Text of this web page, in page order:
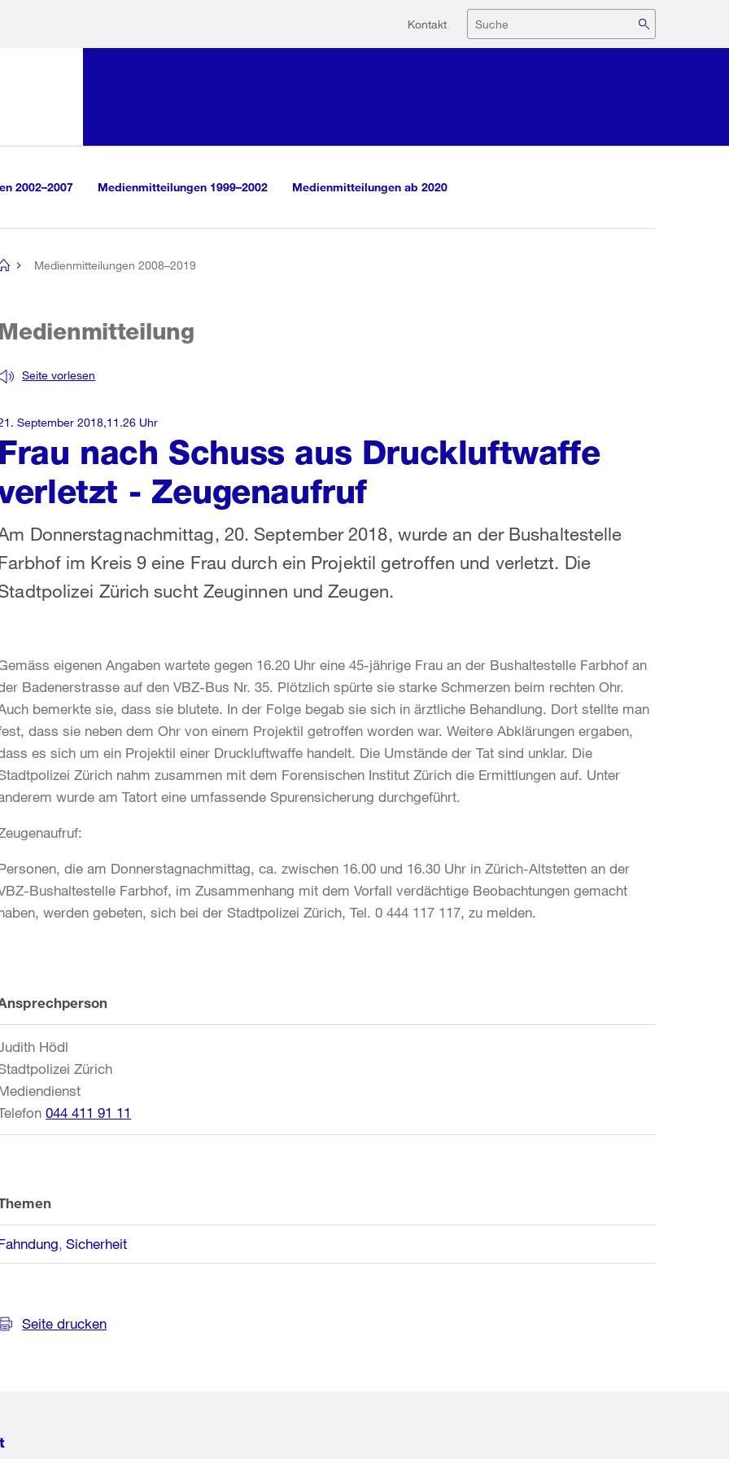
Hilfsnavigation
Kontakt Suche
2002–2007 Medienmitteilungen 1999–2002 Medienmitteilungen ab 2020
Medienmitteilungen 2008–2019
Frau nach Schuss aus Druckluftwaffe
- Zeugenaufruf
Seite vorlesen
Donnerstagnachmittag, 20. September 2018, wurde an der Bushaltestelle
im Kreis 9 eine Frau durch ein Projektil getroffen und verletzt. Die
Zürich sucht Zeuginnen und Zeugen.
September 2018,11.26 Uhr
eigenen Angaben wartete gegen 16.20 Uhr eine 45-jährige Frau an der Bushaltestelle Farbhof an
Badenerstrasse auf den VBZ-Bus Nr. 35. Plötzlich spürte sie starke Schmerzen beim rechten Ohr.
bemerkte sie, dass sie blutete. In der Folge begab sie sich in ärztliche Behandlung. Dort stellte man
dass sie neben dem Ohr von einem Projektil getroffen worden war. Weitere Abklärungen ergaben,
es sich um ein Projektil einer Druckluftwaffe handelt. Die Umstände der Tat sind unklar. Die
Zürich nahm zusammen mit dem Forensischen Institut Zürich die Ermittlungen auf. Unter
wurde am Tatort eine umfassende Spurensicherung durchgeführt.
die am Donnerstagnachmittag, ca. zwischen 16.00 und 16.30 Uhr in Zürich-Altstetten an der
Bushaltestelle Farbhof, im Zusammenhang mit dem Vorfall verdächtige Beobachtungen gemacht
werden gebeten, sich bei der Stadtpolizei Zürich, Tel. 0 444 117 117, zu melden.
Hödl
Zürich
044 411 91 11
Sicherheit
Seite drucken